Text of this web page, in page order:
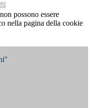
possono essere
nella pagina della cookie